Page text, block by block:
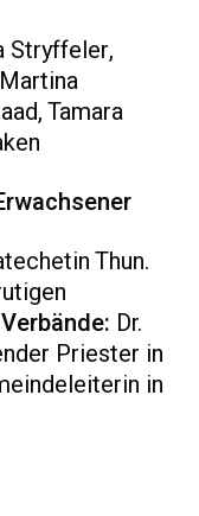
Stryffeler,
Tamara
Thun.
Dr.
Priester in
in